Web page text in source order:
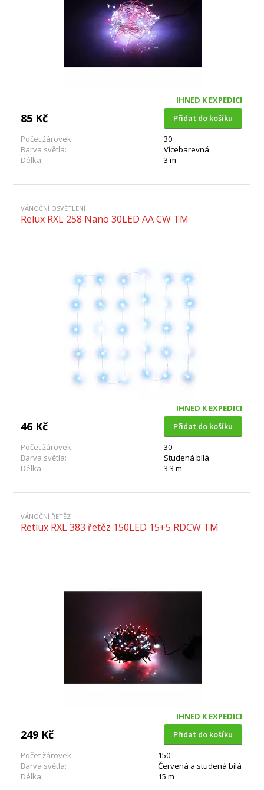
IHNED K EXPEDICI
85 Kč
Přidat do košíku
Počet žárovek:
30
Barva světla:
Vícebarevná
Délka:
3 m
VÁNOČNÍ OSVĚTLENÍ
Relux RXL 258 Nano 30LED AA CW TM
IHNED K EXPEDICI
46 Kč
Přidat do košíku
Počet žárovek:
30
Barva světla:
Studená bílá
Délka:
3.3 m
VÁNOČNÍ ŘETĚZ
Retlux RXL 383 řetěz 150LED 15+5 RDCW TM
IHNED K EXPEDICI
249 Kč
Přidat do košíku
Počet žárovek:
150
Barva světla:
Červená a studená bílá
Délka:
15 m